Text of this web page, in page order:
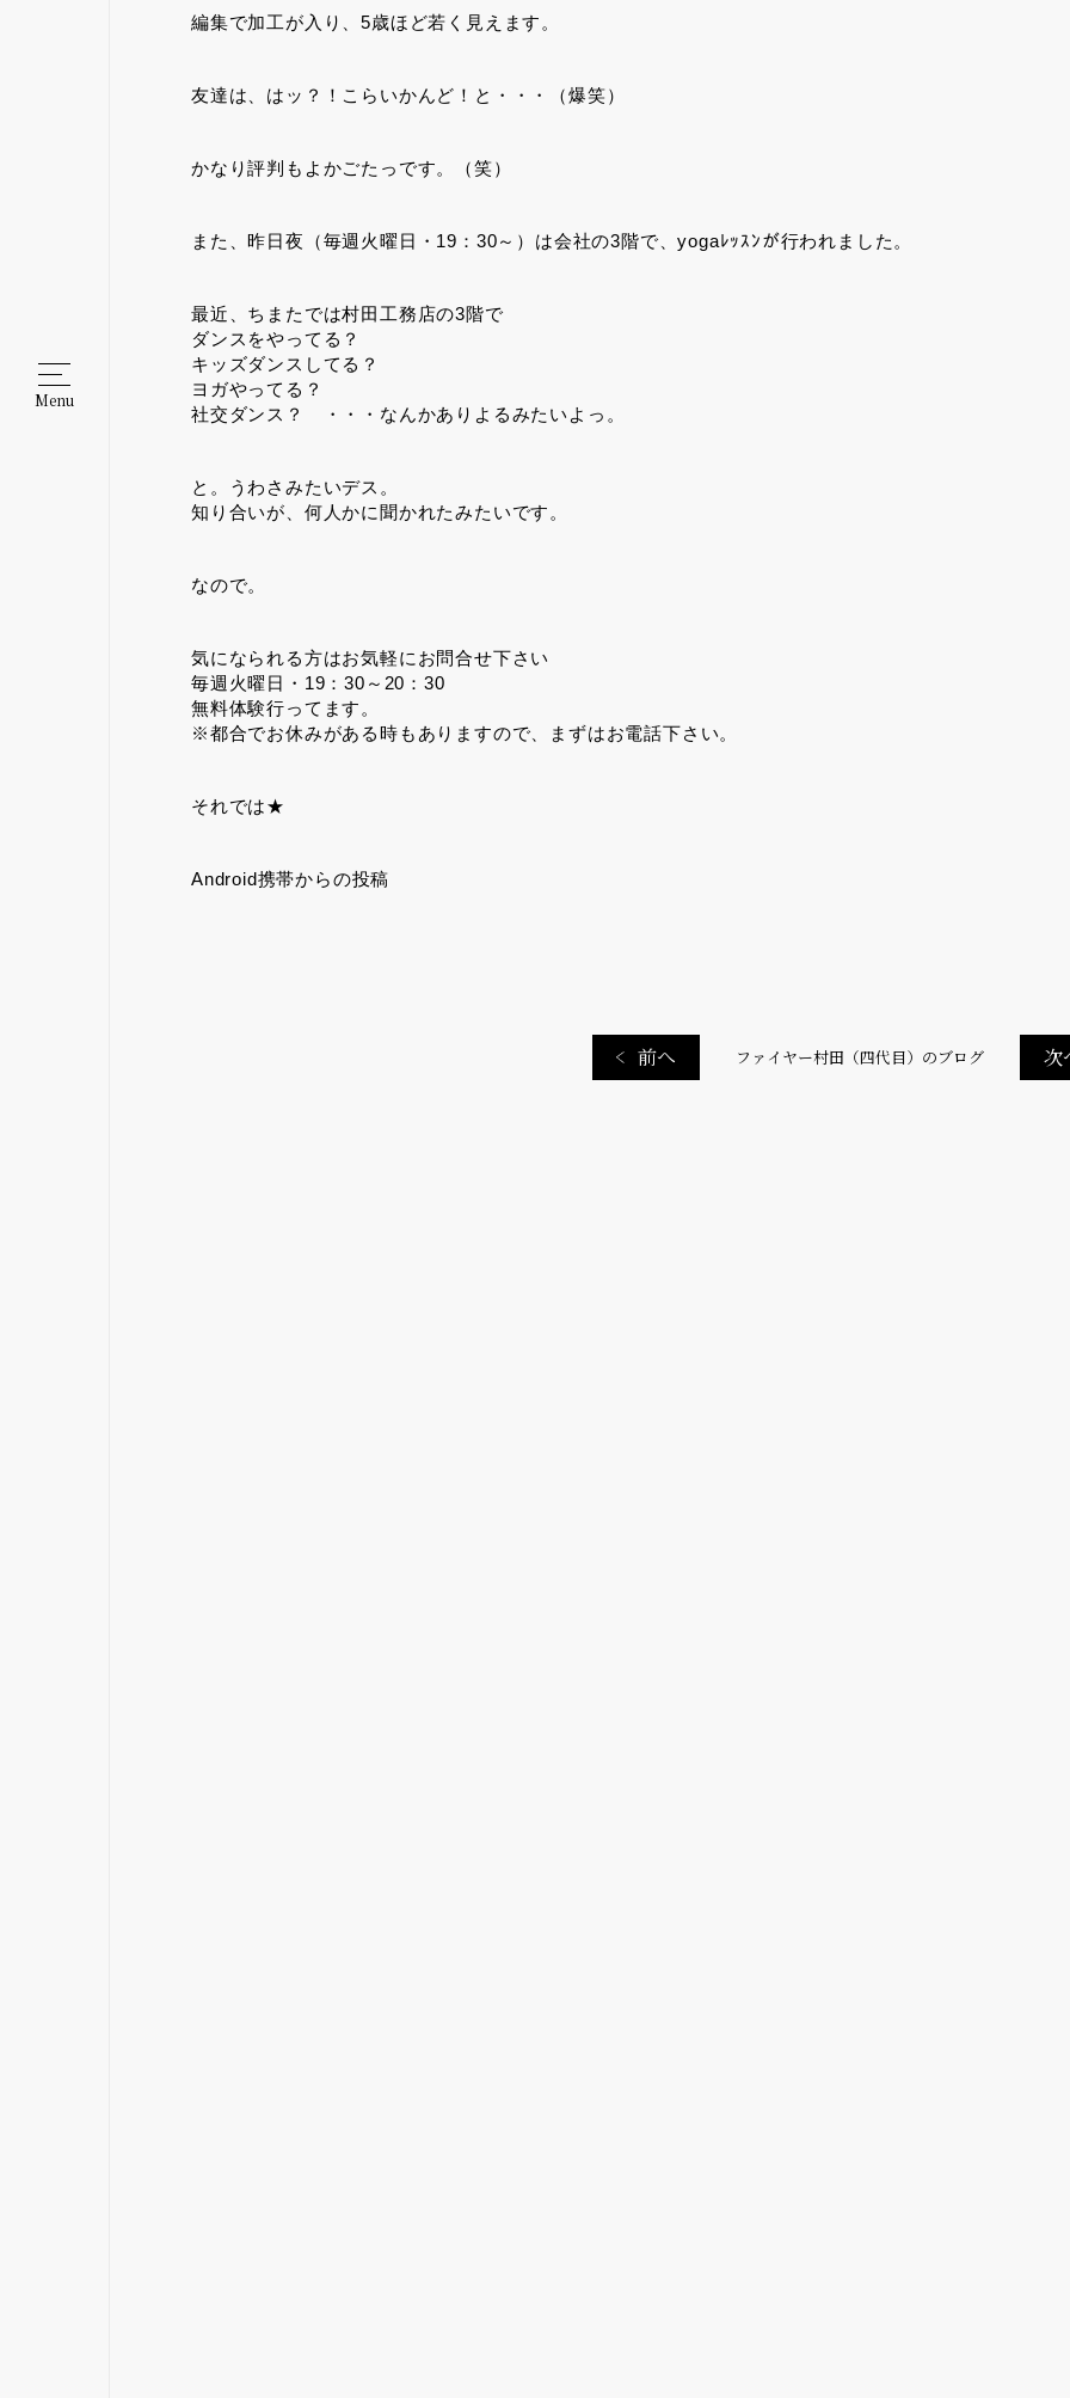
Menu
編集で加工が入り、5歳ほど若く見えます。
友達は、はッ？！こらいかんど！と・・・（爆笑）
かなり評判もよかごたっです。（笑）
また、昨日夜（毎週火曜日・19：30～）は会社の3階で、yogaﾚｯｽﾝが行われました。
最近、ちまたでは村田工務店の3階で
ダンスをやってる？
キッズダンスしてる？
ヨガやってる？
社交ダンス？ ・・・なんかありよるみたいよっ。
と。うわさみたいデス。
知り合いが、何人かに聞かれたみたいです。
なので。
気になられる方はお気軽にお問合せ下さい
毎週火曜日・19：30～20：30
無料体験行ってます。
※都合でお休みがある時もありますので、まずはお電話下さい。
それでは★
Android携帯からの投稿
前へ ファイヤー村田（四代目）のブログ 次